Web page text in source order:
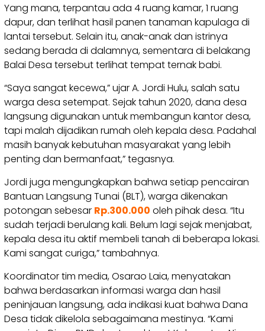
Yang mana, terpantau ada 4 ruang kamar, 1 ruang
dapur, dan terlihat hasil panen tanaman kapulaga di
lantai tersebut. Selain itu, anak-anak dan istrinya
sedang berada di dalamnya, sementara di belakang
Balai Desa tersebut terlihat tempat ternak babi.
“Saya sangat kecewa,” ujar A. Jordi Hulu, salah satu
warga desa setempat. Sejak tahun 2020, dana desa
langsung digunakan untuk membangun kantor desa,
tapi malah dijadikan rumah oleh kepala desa. Padahal
masih banyak kebutuhan masyarakat yang lebih
penting dan bermanfaat,” tegasnya.
Jordi juga mengungkapkan bahwa setiap pencairan
Bantuan Langsung Tunai (BLT), warga dikenakan
potongan sebesar Rp.300.000 oleh pihak desa. “Itu
sudah terjadi berulang kali. Belum lagi sejak menjabat,
kepala desa itu aktif membeli tanah di beberapa lokasi.
Kami sangat curiga,” tambahnya.
Koordinator tim media, Osarao Laia, menyatakan
bahwa berdasarkan informasi warga dan hasil
peninjauan langsung, ada indikasi kuat bahwa Dana
Desa tidak dikelola sebagaimana mestinya. “Kami